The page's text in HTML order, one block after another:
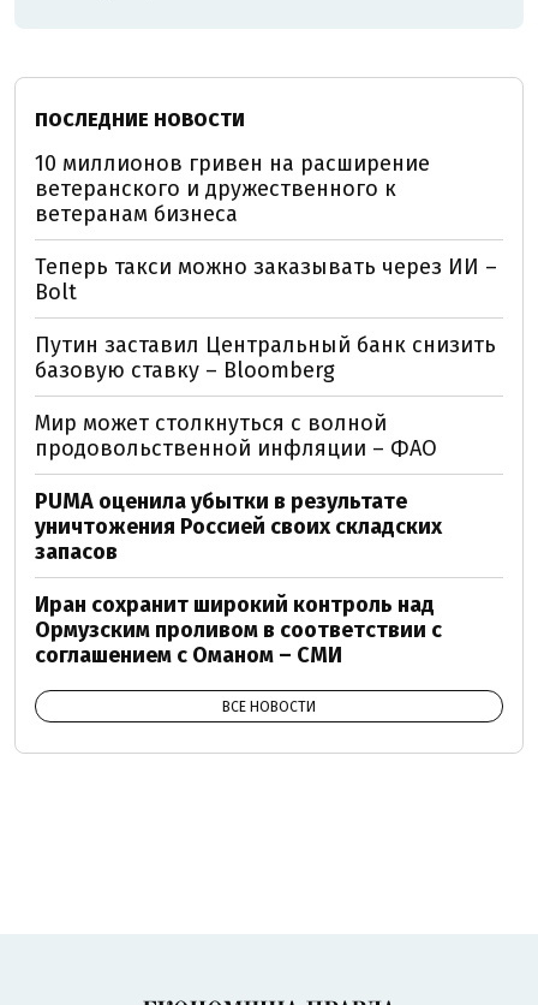
ПОСЛЕДНИЕ НОВОСТИ
10 миллионов гривен на расширение
ветеранского и дружественного к
ветеранам бизнеса
Теперь такси можно заказывать через ИИ –
Bolt
Путин заставил Центральный банк снизить
базовую ставку – Bloomberg
Мир может столкнуться с волной
продовольственной инфляции – ФАО
PUMA оценила убытки в результате
уничтожения Россией своих складских
запасов
Иран сохранит широкий контроль над
Ормузским проливом в соответствии с
соглашением с Оманом – СМИ
ВСЕ НОВОСТИ